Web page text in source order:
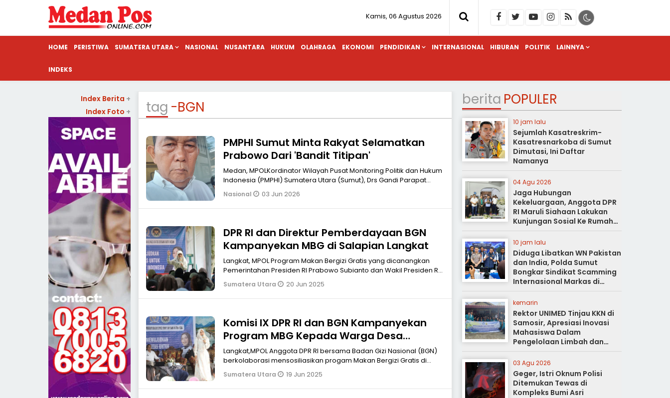
Kamis, 06 Agustus 2026
HOME PERISTIWA SUMATERA UTARA NASIONAL NUSANTARA HUKUM OLAHRAGA EKONOMI PENDIDIKAN INTERNASIONAL HIBURAN POLITIK LAINNYA
INDEKS
tag -BGN
PMPHI Sumut Minta Rakyat Selamatkan
Prabowo Dari 'Bandit Titipan'
Medan, MPOLKordinator Wilayah Pusat Monitoring Politik dan Hukum
Indonesia (PMPHI) Sumatera Utara (Sumut), Drs Gandi Parapat
meminta agar k
Nasional 03 Jun 2026
DPR RI dan Direktur Pemberdayaan BGN
Kampanyekan MBG di Salapian Langkat
Langkat, MPOL Program Makan Bergizi Gratis yang dicanangkan
Pemerintahan Presiden RI Prabowo Subianto dan Wakil Presiden RI
Gibran Raka Bu
Sumatera Utara 20 Jun 2025
Komisi IX DPR RI dan BGN Kampanyekan
Program MBG Kepada Warga Desa
Tanjung Keriahan Langkat
Langkat,MPOL Anggota DPR RI bersama Badan Gizi Nasional (BGN)
berkolaborasi mensosiliasikan progam Makan Bergizi Gratis di
Sumatera Utara.
Sumatera Utara 19 Jun 2025
Index Berita +
Index Foto +
berita POPULER
10 jam lalu
Sejumlah Kasatreskrim-
Kasatresnarkoba di Sumut
Dimutasi, Ini Daftar
Namanya
04 Agu 2026
Jaga Hubungan
Kekeluargaan, Anggota DPR
RI Maruli Siahaan Lakukan
Kunjungan Sosial Ke Rumah
Duka
10 jam lalu
Diduga Libatkan WN Pakistan
dan India, Polda Sumut
Bongkar Sindikat Scamming
Internasional Markas di
Apartemen Podomoro
kemarin
Rektor UNIMED Tinjau KKN di
Samosir, Apresiasi Inovasi
Mahasiswa Dalam
Pengelolaan Limbah dan
Pertanian Ramah Lingkungan
03 Agu 2026
Geger, Istri Oknum Polisi
Ditemukan Tewas di
Kompleks Bumi Asri